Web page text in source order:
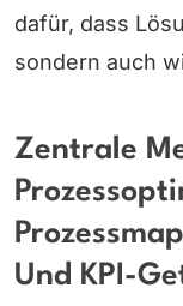
dafür, dass
sondern auch
Zentrale
Und KPI-